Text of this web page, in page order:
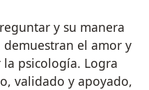
y su manera
el amor y
psicología. Logra
validado y apoyado,